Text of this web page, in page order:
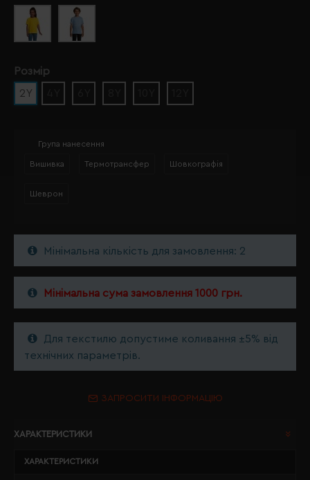
Розмір
2Y
Група нанесення
Вишивка Термотрансфер Шовкографія
Шеврон
Мінімальна кількість для замовлення: 2
Мінімальна сума замовлення 1000 грн.
Для текстилю допустиме коливання ±5% від
технічних параметрів.
ЗАПРОСИТИ ІНФОРМАЦІЮ
ХАРАКТЕРИСТИКИ
ХАРАКТЕРИСТИКИ